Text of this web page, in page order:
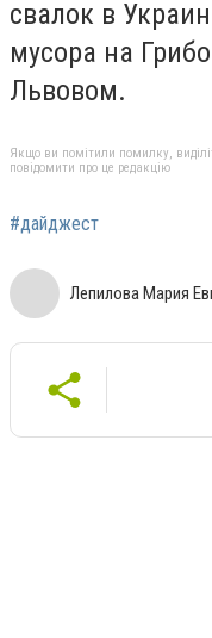
свалок в
мусора на
Львовом.
Якщо ви помітили помилку,
повідомити про це редакцію
#дайджест
Лепилова Мария